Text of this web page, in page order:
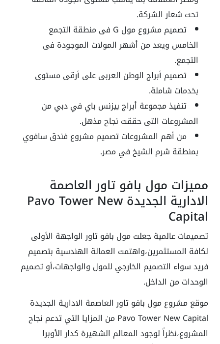
تحت شعار الشركة.
تصميم مشروع مول G فى منطقة التجمع
الخامس ويعد من أشهر المولات الموجودة فى
التجمع.
تصميم أبراج الوطن العربى على أرقى مستوى
بخدمات شاملة.
تنفيذ مجموعة أبراج بيزنس باي في دبي من
المشروعات التى حققت نجاح مذهل.
من أهم المشروعات تصميم مشروع فندق سافوي
بمنطقة شرم الشيخ في مصر.
مميزات مول بافو تاور العاصمة
الادارية الجديدة Pavo Tower New
Capital
تصميمات عالمية جعلت مول بافو تاور الواجهة الأولى
لكافة المستثمرين،واهتمت العمالة الهندسية بتصميم
فريد سواء التصميم الخارجي للمول والواجهات،أو تصميم
الوحدات من الداخل.
موقع مشروع مول بافو تاور العاصمة الادارية الجديدة
Pavo Tower New Capital من المزايا التي تدعم نجاح
المشروع،نظراً لوجود المعالم الشهيرة كدار الأوبرا